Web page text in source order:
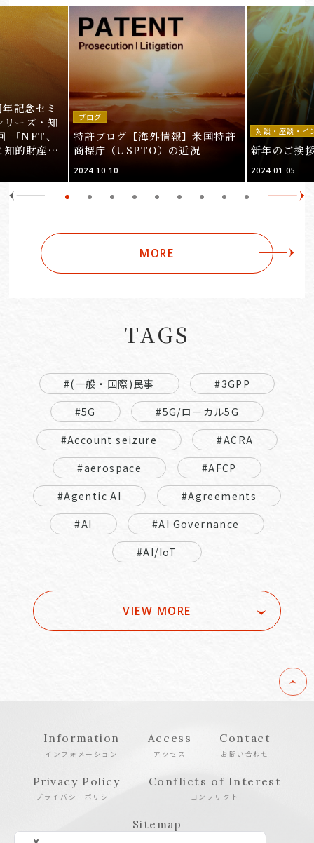
記念セミ
リーズ・知
「NFT、
知的財産
ブログ
特許ブログ【海外情報】米国特許
商標庁（USPTO）の近況
2024.10.10
対談・座談・イ
新年のご挨
2024.01.05
MORE
TAGS
#(一般・国際)民事
#3GPP
#5G
#5G/ローカル5G
#Account seizure
#ACRA
#aerospace
#AFCP
#Agentic AI
#Agreements
#AI
#AI Governance
#AI/IoT
VIEW MORE
Information
インフォメーション
Access
アクセス
Contact
お問い合わせ
Privacy Policy
プライバシーポリシー
Conflicts of Interest
コンフリクト
Sitemap